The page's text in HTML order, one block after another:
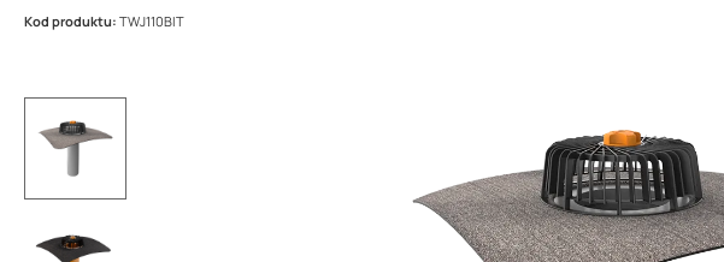
Kod produktu: TWJ110BIT